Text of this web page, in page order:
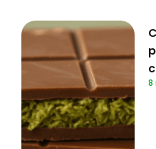
8